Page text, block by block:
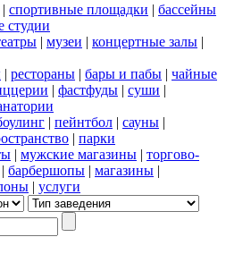
| спортивные площадки | бассейны
студии
| музеи | концертные залы |
| рестораны | бары и пабы | чайные
| фастфуды | суши |
| пейнтбол | сауны |
| парки
| мужские магазины | торгово-
| барбершопы | магазины |
| услуги